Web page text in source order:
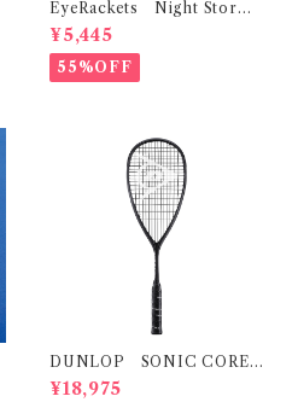
EyeRackets Night Storm
Navy
¥5,445
55%OFF
DUNLOP SONIC CORE
REVELATION 125 ソニックコ
ア レヴェレーション 125(再入
¥18,975